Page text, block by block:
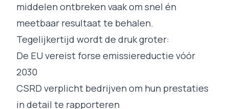
middelen ontbreken vaak om snel én
meetbaar resultaat te behalen.
Tegelijkertijd wordt de druk groter:
De EU vereist forse emissiereductie vóór
2030
CSRD verplicht bedrijven om hun prestaties
in detail te rapporteren